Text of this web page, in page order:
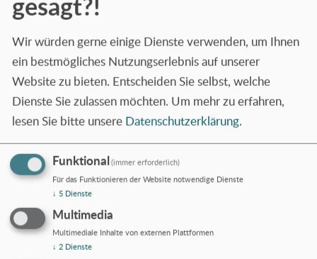
Firmenkurse & Privatkurse
Wir würden gerne einige Dienste verwenden, um Ihnen
ein bestmögliches Nutzungserlebnis auf unserer
Website zu bieten. Entscheiden Sie selbst, welche
Dienste Sie zulassen möchten. Um mehr zu erfahren,
lesen Sie bitte unsere Datenschutzerklärung.
Funktional(immer erforderlich)
Für das Funktionieren der Website notwendige Dienste
↓ 5 Dienste
Multimedia
Multimediale Inhalte von externen Plattformen
↓ 2 Dienste